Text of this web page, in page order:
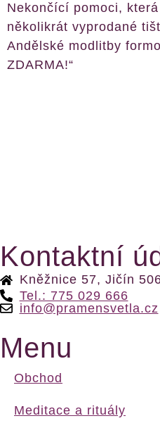
Nekončící pomoci,
několikrát vyprodané
Andělské modlitby
ZDARMA!“
Kontaktní
Kněžnice 57, Jičín
Tel.: 775 029 666
info@pramensvetla.cz
Menu
Obchod
Meditace a rituály